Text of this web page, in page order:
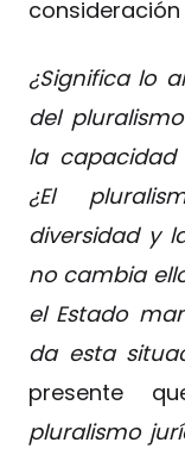
consideración
¿Significa lo
del
la
¿El
diversidad y
no cambia
el Estado
da esta
presente
pluralismo